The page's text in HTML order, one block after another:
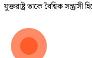
যুক্তরাষ্ট্র তাকে বৈশ্বিক